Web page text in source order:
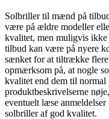
Solbriller til mænd på
være på ældre modeller
kvalitet, men muligvis ikke
tilbud kan være på nyere
sænket for at tiltrække
opmærksom på, at nogle
kvalitet end dem til
produktbeskrivelserne
eventuelt læse
solbriller af god kvalitet.